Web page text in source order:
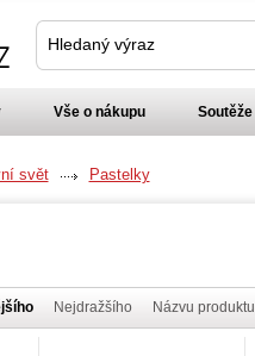
Hledaný výraz
Vše o nákupu Soutěže
svět Pastelky
Nejdražšího Názvu produktu